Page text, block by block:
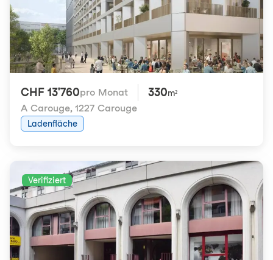
CHF 13'760pro Monat 330m²
A Carouge, 1227 Carouge
Ladenfläche
Verifiziert